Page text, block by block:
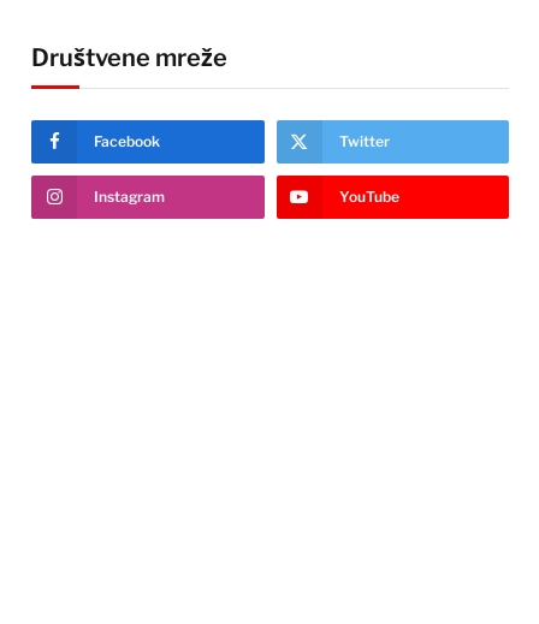
Društvene mreže
Facebook Twitter
Instagram YouTube